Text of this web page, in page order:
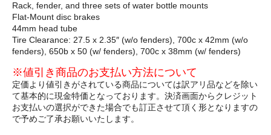
Rack, fender, and three sets of water bottle mounts
Flat-Mount disc brakes
44mm head tube
Tire Clearance: 27.5 x 2.35″ (w/o fenders), 700c x 42mm (w/o
fenders), 650b x 50 (w/ fenders), 700c x 38mm (w/ fenders)
※値引き商品のお支払い方法について
定価より値引きがされている商品については訳アリ品などを除い
て基本的に現金特価となっております。決済画面からクレジット
お支払いの選択ができた場合でも訂正させて頂く形となりますの
で予めご了承お願いいたします。